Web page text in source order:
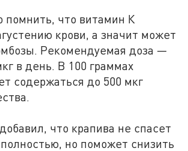
помнить, что витамин К
крови, а значит может
Рекомендуемая доза —
в день. В 100 граммах
содержаться до 500 мкг
что крапива не спасет
но поможет снизить